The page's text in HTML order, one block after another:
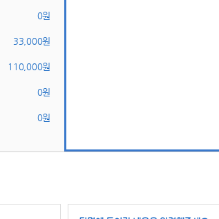
0원
33,000원
110,000원
0원
0원